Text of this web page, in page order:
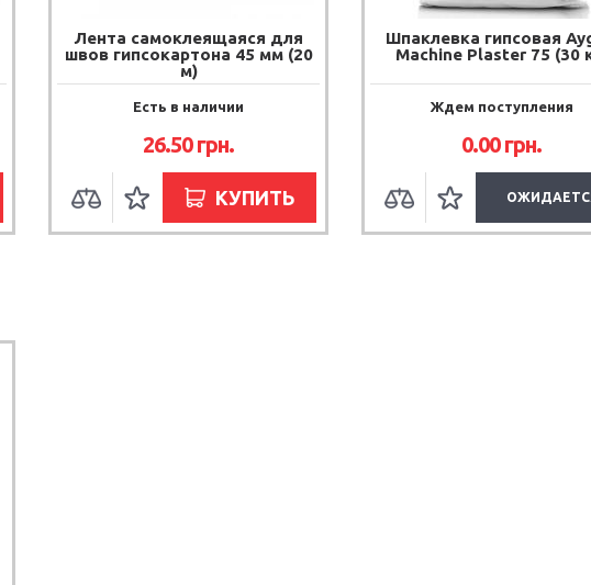
Лента самоклеящаяся для
швов гипсокартона 45 мм (20
м)
Есть в наличии
26.50грн.
КУПИТЬ
Шпаклевка гипсовая
Machine Plaster 75 (30
Ждем поступления
0.00грн.